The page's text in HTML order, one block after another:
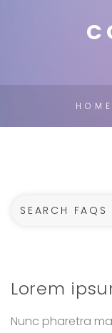
Lorem
Nunc pharetra